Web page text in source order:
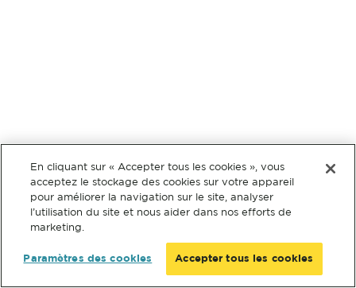
En cliquant sur « Accepter tous les cookies », vous
acceptez le stockage des cookies sur votre appareil
pour améliorer la navigation sur le site, analyser
l’utilisation du site et nous aider dans nos efforts de
marketing.
Paramètres des cookies Accepter tous les cookies